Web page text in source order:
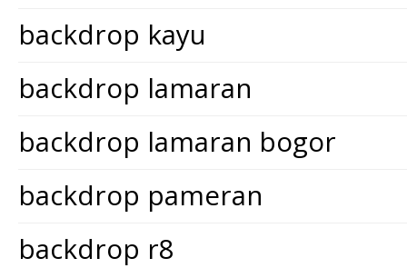
backdrop kayu
backdrop lamaran
backdrop lamaran bogor
backdrop pameran
backdrop r8